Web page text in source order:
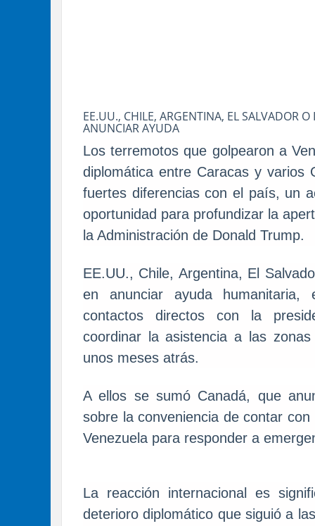
EE.UU., CHILE, ARGENTINA, EL SALVADOR
ANUNCIAR AYUDA
Los terremotos que golpearon a
diplomática entre Caracas y varios
fuertes diferencias con el país, un
oportunidad para profundizar la
la Administración de Donald Trump.
EE.UU., Chile, Argentina, El
en anunciar ayuda
contactos directos con la
coordinar la asistencia a las
unos meses atrás.
A ellos se sumó Canadá, que
sobre la conveniencia de contar
Venezuela para responder a
La reacción internacional es
deterioro diplomático que siguió a